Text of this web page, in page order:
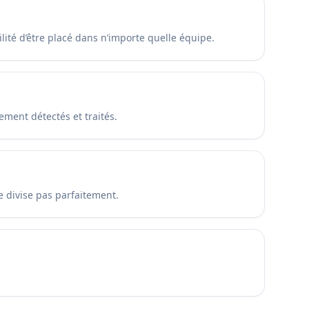
d’être placé dans n’importe quelle équipe.
détectés et traités.
divise pas parfaitement.